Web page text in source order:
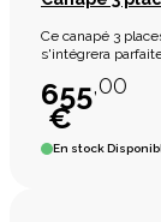
Ce canapé 3
s'intégrera parfaitement avec
655,00
€
En stock